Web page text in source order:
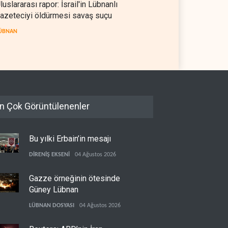
rapor: İsrail'in Lübnanlı
öldürmesi savaş suçu
Çok Görüntülenenler
Bu yılki Erbain’in mesajı
DİRENİŞ EKSENİ 04 Ağustos 2026
Gazze örneğinin ötesinde
Güney Lübnan
LÜBNAN DOSYASI 04 Ağustos 2026